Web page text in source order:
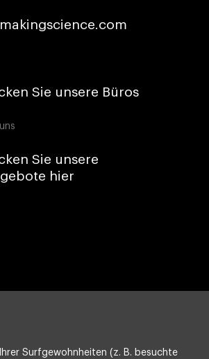
Sie unsere Büros
Sie unsere
hier
Surfgewohnheiten (z. B. besuchte